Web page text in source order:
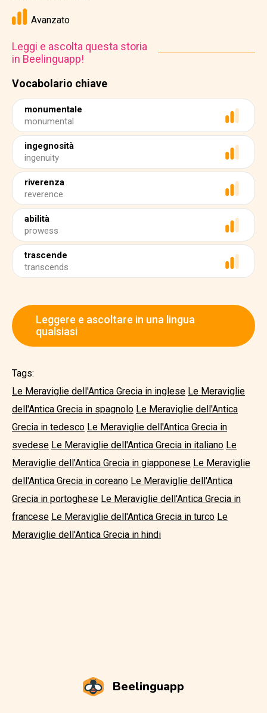
Vocabolario chiave
monumentale
monumental
ingegnosità
ingenuity
riverenza
reverence
abilità
prowess
trascende
transcends
Avanzato
Leggi e ascolta questa storia
in Beelinguapp!
Leggere e ascoltare in una lingua
qualsiasi
Tags:
Le Meraviglie dell'Antica Grecia in inglese Le Meraviglie
dell'Antica Grecia in spagnolo Le Meraviglie dell'Antica
Grecia in tedesco Le Meraviglie dell'Antica Grecia in
svedese Le Meraviglie dell'Antica Grecia in italiano Le
Meraviglie dell'Antica Grecia in giapponese Le Meraviglie
dell'Antica Grecia in coreano Le Meraviglie dell'Antica
Grecia in portoghese Le Meraviglie dell'Antica Grecia in
francese Le Meraviglie dell'Antica Grecia in turco Le
Meraviglie dell'Antica Grecia in hindi
Beelinguapp